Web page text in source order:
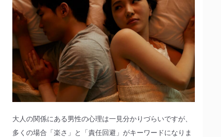
大人の関係にある男性の心理は一見分かりづらいですが、
多くの場合「楽さ」と「責任回避」がキーワードになりま